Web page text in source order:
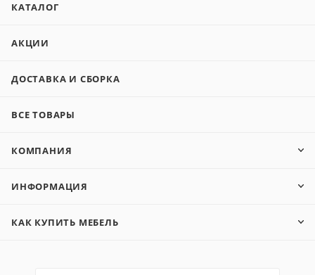
КАТАЛОГ
АКЦИИ
ДОСТАВКА И СБОРКА
ВСЕ ТОВАРЫ
КОМПАНИЯ
ИНФОРМАЦИЯ
КАК КУПИТЬ МЕБЕЛЬ